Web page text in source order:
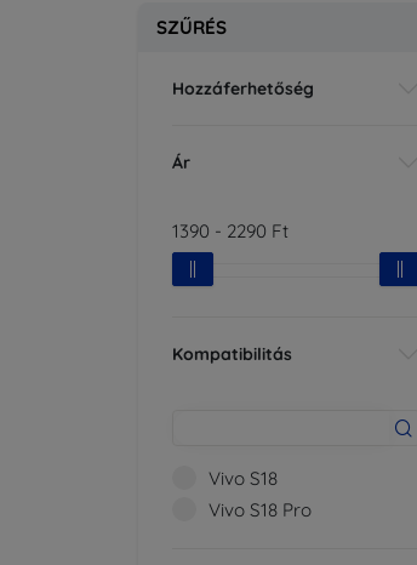
SZŰRÉS
Hozzáferhetőség
Ár
1390 - 2290 Ft
Kompatibilitás
Vivo S18
Vivo S18 Pro